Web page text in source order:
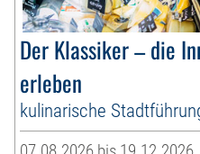
Der Klassiker – die
erleben
kulinarische